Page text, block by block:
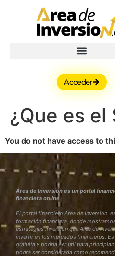
Acceder
¿Que es el
You do not have access to
Área de Inversión es un portal
financiera online
El portal financiero Área de Inversión
formación financiera, donde
estrategias inversión que Área de
invertir en los mercados financieros.
gratuita y podría ser útil para
podrá ser considerada como